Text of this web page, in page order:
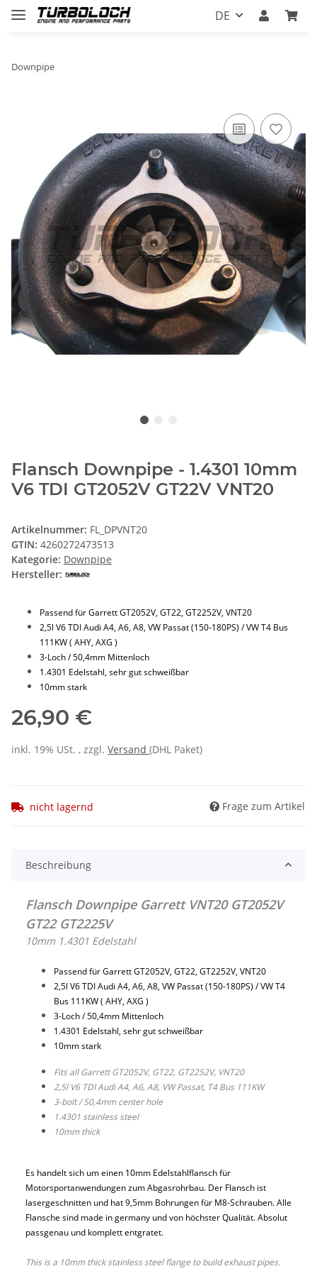
DE
Downpipe
Flansch Downpipe - 1.4301 10mm
V6 TDI GT2052V GT22V VNT20
Artikelnummer: FL_DPVNT20
GTIN: 4260272473513
Kategorie: Downpipe
Hersteller:
Passend für Garrett GT2052V, GT22, GT2252V, VNT20
2,5l V6 TDI Audi A4, A6, A8, VW Passat (150-180PS) / VW T4 Bus
111KW ( AHY, AXG )
3-Loch / 50,4mm Mittenloch
1.4301 Edelstahl, sehr gut schweißbar
10mm stark
26,90 €
inkl. 19% USt. , zzgl. Versand (DHL Paket)
nicht lagernd Frage zum Artikel
Beschreibung
Flansch Downpipe Garrett VNT20 GT2052V
GT22 GT2225V
10mm 1.4301 Edelstahl
Passend für Garrett GT2052V, GT22, GT2252V, VNT20
2,5l V6 TDI Audi A4, A6, A8, VW Passat (150-180PS) / VW T4
Bus 111KW ( AHY, AXG )
3-Loch / 50,4mm Mittenloch
1.4301 Edelstahl, sehr gut schweißbar
10mm stark
Fits all Garrett GT2052V, GT22, GT2252V, VNT20
2,5l V6 TDI Audi A4, A6, A8, VW Passat, T4 Bus 111KW
3-bolt / 50,4mm center hole
1.4301 stainless steel
10mm thick
Es handelt sich um einen 10mm Edelstahlflansch für
Motorsportanwendungen zum Abgasrohrbau. Der Flansch ist
lasergeschnitten und hat 9,5mm Bohrungen für M8-Schrauben. Alle
Flansche sind made in germany und von höchster Qualität. Absolut
passgenau und komplett entgratet.
This is a 10mm thick stainless steel flange to build exhaust pipes.